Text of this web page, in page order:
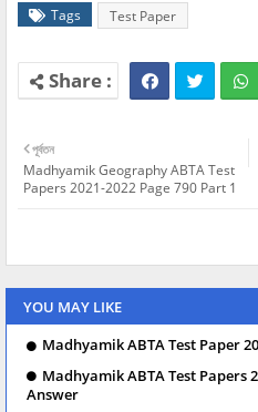
Tags Test Paper
পূর্বতন
Madhyamik Geography ABTA Test
Papers 2021-2022 Page 790 Part 1
YOU MAY LIKE
Madhyamik ABTA Test Paper
Madhyamik ABTA Test Papers
Answer